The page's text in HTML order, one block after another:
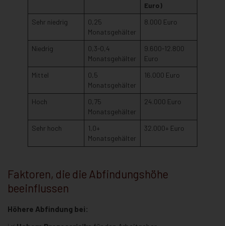
Euro)
Sehr niedrig
0,25
Monatsgehälter
8.000 Euro
Niedrig
0,3-0,4
Monatsgehälter
9.600-12.800
Euro
Mittel
0,5
Monatsgehälter
16.000 Euro
Hoch
0,75
Monatsgehälter
24.000 Euro
Sehr hoch
1,0+
Monatsgehälter
32.000+ Euro
Faktoren, die die Abfindungshöhe
beeinflussen
Höhere Abfindung bei: